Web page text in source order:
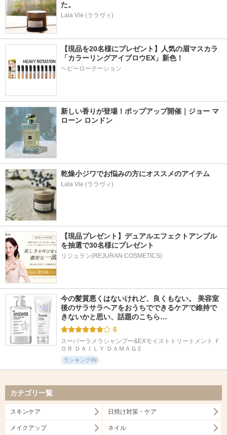
た。
Lala Vie (ララヴィ)
【現品を20名様にプレゼント】人気の眉マスカラ
「カラーリングアイブロウEX」新色！
ヘビーローテーション
新しい香りが登場！ポップアップ開催｜ジョー マ
ローン ロンドン
乾燥小ジワでお悩みの方にオススメのアイテム
Lala Vie (ララヴィ)
【現品プレゼント】デュアルエフェクトアンプル
を抽選で30名様にプレゼント
リジュラン(REJURAN COSMETICS)
今の髪質悪くはないけれど、良くもない。 美容室
後のサラサラヘアをおうちでできるケアで維持で
きないかと思い、話題のこちら…
6
スーパーラメラシャンプー&EXモイストトリートメント Ｆ
ＯＲ ＤＡＩＬＹ ＤＡＭＡＧＥ
ランキングIN
カテゴリ一覧
スキンケア 日焼け対策・ケア
メイクアップ ネイル